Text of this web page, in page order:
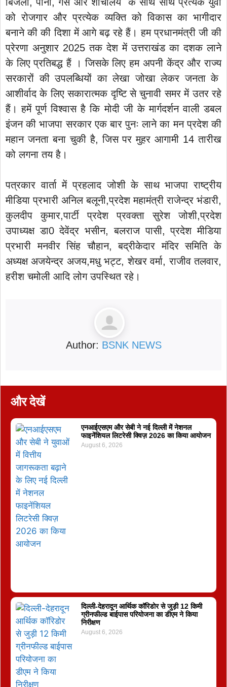
को रोजगार और प्रत्येक व्यक्ति को विकास का भागीदार
बनाने की की दिशा में आगे बढ़ रहे हैं। हम प्रधानमंत्री जी की
प्रेरणा अनुशार 2025 तक देश में उत्तराखंड का दशक लाने
के लिए प्रतिबद्ध हैं । जिसके लिए हम अपनी केंद्र और राज्य
सरकारों की उपलब्धियों का लेखा जोखा लेकर जनता के
आशीर्वाद के लिए सकारात्मक दृष्टि से चुनावी समर में उतर रहे
हैं। हमें पूर्ण विश्वास है कि मोदी जी के मार्गदर्शन वाली डबल
इंजन की भाजपा सरकार एक बार पुनः लाने का मन प्रदेश की
महान जनता बना चुकी है, जिस पर मुहर आगामी 14 तारीख
को लगना तय है।
पत्रकार वार्ता में प्रहलाद जोशी के साथ भाजपा राष्ट्रीय
मीडिया प्रभारी अनिल बलूनी,प्रदेश महामंत्री राजेन्द्र भंडारी,
कुलदीप कुमार,पार्टी प्रदेश प्रवक्ता सुरेश जोशी,प्रदेश
उपाध्यक्ष डा0 देवेंद्र भसीन, बलराज पासी, प्रदेश मीडिया
प्रभारी मनवीर सिंह चौहान, बद्रीकेदार मंदिर समिति के
अध्यक्ष अजयेन्द्र अजय,मधु भट्ट, शेखर वर्मा, राजीव तलवार,
हरीश चमोली आदि लोग उपस्थित रहे।
Author: BSNK NEWS
और देखें
एनआईएसएम और सेबी ने नई दिल्ली में नेशनल
फाइनेंशियल लिटरेसी क्विज़ 2026 का किया आयोजन
August 6, 2026
दिल्ली-देहरादून आर्थिक कॉरिडोर से जुड़ी 12 किमी
ग्रीनफील्ड बाईपास परियोजना का डीएम ने किया
निरीक्षण
August 6, 2026